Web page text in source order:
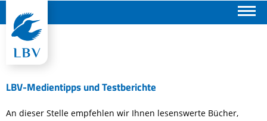
LBV-Medientipps und Testberichte
An dieser Stelle empfehlen wir Ihnen lesenswerte Bücher,